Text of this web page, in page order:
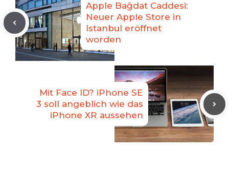
Apple Bağdat Caddesi:
Neuer Apple Store in
Istanbul eröffnet
worden
Mit Face ID? iPhone SE
3 soll angeblich wie das
iPhone XR aussehen